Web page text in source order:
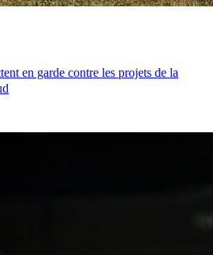
en garde contre les projets de la